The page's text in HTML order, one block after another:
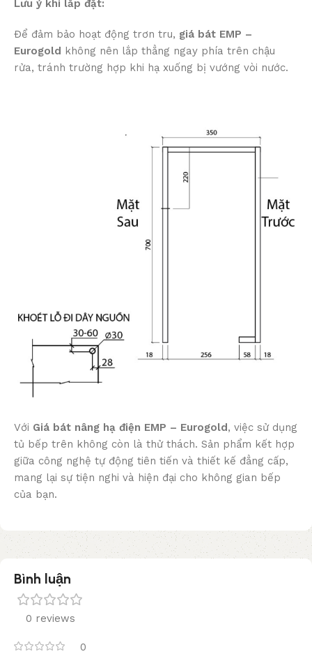
Lưu ý khi lắp đặt:
Để đảm bảo hoạt động trơn tru, giá bát EMP –
Eurogold không nên lắp thẳng ngay phía trên chậu
rửa, tránh trường hợp khi hạ xuống bị vướng vòi nước.
Với Giá bát nâng hạ điện EMP – Eurogold, việc sử dụng
tủ bếp trên không còn là thử thách. Sản phẩm kết hợp
giữa công nghệ tự động tiên tiến và thiết kế đẳng cấp,
mang lại sự tiện nghi và hiện đại cho không gian bếp
của bạn.
Bình luận
0 reviews
0